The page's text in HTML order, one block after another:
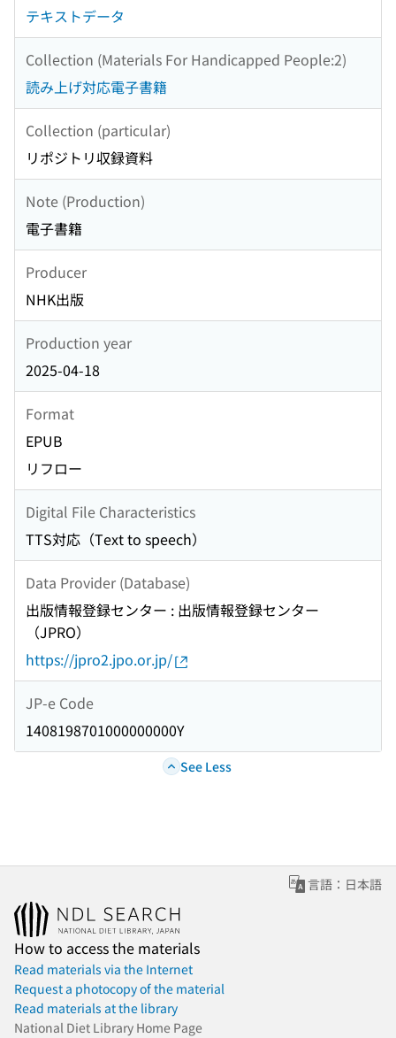
テキストデータ
Collection (Materials For Handicapped People:2)
読み上げ対応電子書籍
Collection (particular)
リポジトリ収録資料
Note (Production)
電子書籍
Producer
NHK出版
Production year
2025-04-18
Format
EPUB
リフロー
Digital File Characteristics
TTS対応（Text to speech）
Data Provider (Database)
出版情報登録センター : 出版情報登録センター
（JPRO）
https://jpro2.jpo.or.jp/
JP-e Code
1408198701000000000Y
See Less
言語：日本語
How to access the materials
Read materials via the Internet
Request a photocopy of the material
Read materials at the library
National Diet Library Home Page